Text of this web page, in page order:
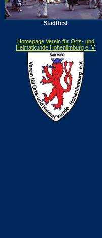
Stadtfest
Homepage Verein für Orts- und
Heimatkunde Hohenlimburg e. V.